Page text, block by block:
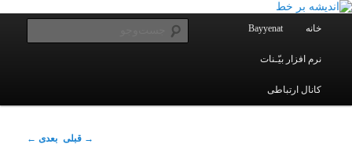
پرش
محتوای
یادداشتهای یک معلم در باب زندگی، اخلاق، اخبار، علم و سیاست
خانه Bayyenat
نرم افزار بیّـنات
کانال ارتباطی
ناوبری
→ قبلی بعدی ←